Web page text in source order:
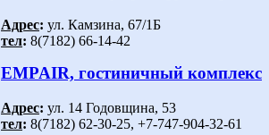
Адрес: ул. Камзина, 67/1Б
тел: 8(7182) 66-14-42
EMPAIR, гостиничный комплекс
Адрес: ул. 14 Годовщина, 53
тел: 8(7182) 62-30-25, +7-747-904-32-61